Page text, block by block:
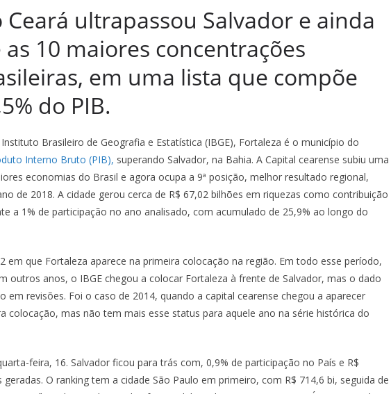
Ceará ultrapassou Salvador e ainda
10 maiores concentrações
em uma lista que compõe
do PIB.
Brasileiro de Geografia e Estatística (IBGE), Fortaleza é o município do
Interno Bruto (PIB), superando Salvador, na Bahia. A Capital cearense subiu uma
economias do Brasil e agora ocupa a 9ª posição, melhor resultado regional,
de 2018. A cidade gerou cerca de R$ 67,02 bilhões em riquezas como contribuição
a 1% de participação no ano analisado, com acumulado de 25,9% ao longo do
em que Fortaleza aparece na primeira colocação na região. Em todo esse período,
outros anos, o IBGE chegou a colocar Fortaleza à frente de Salvador, mas o dado
revisões. Foi o caso de 2014, quando a capital cearense chegou a aparecer
colocação, mas não tem mais esse status para aquele ano na série histórica do
feira, 16. Salvador ficou para trás com, 0,9% de participação no País e R$
O ranking tem a cidade São Paulo em primeiro, com R$ 714,6 bi, seguida de